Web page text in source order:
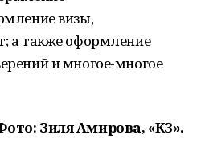
визы,
а также оформление
и многое-многое
Зиля Амирова, «КЗ».